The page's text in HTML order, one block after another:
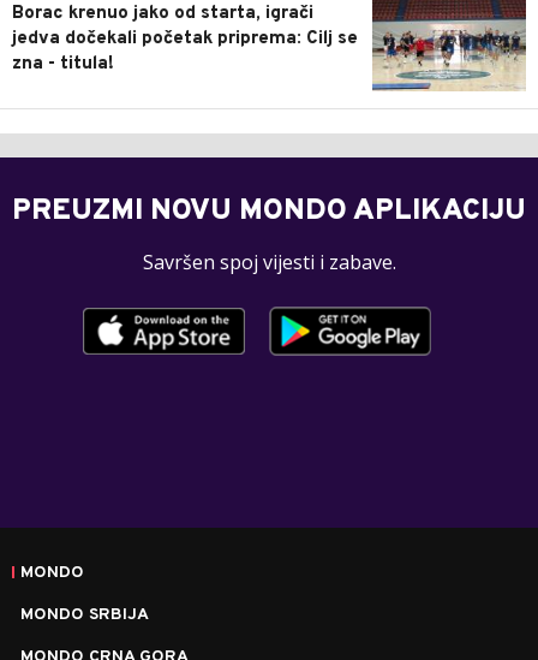
Borac krenuo jako od starta, igrači
jedva dočekali početak priprema: Cilj se
zna - titula!
PREUZMI NOVU MONDO APLIKACIJU
Savršen spoj vijesti i zabave.
MONDO
MONDO SRBIJA